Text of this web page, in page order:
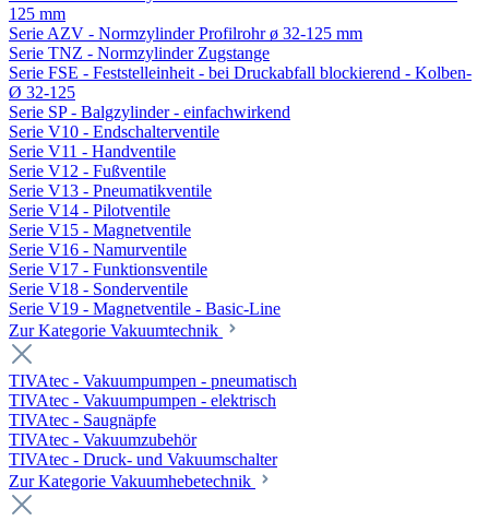
125 mm
Serie AZV - Normzylinder Profilrohr ø 32-125 mm
Serie TNZ - Normzylinder Zugstange
Serie FSE - Feststelleinheit - bei Druckabfall blockierend - Kolben-
Ø 32-125
Serie SP - Balgzylinder - einfachwirkend
Serie V10 - Endschalterventile
Serie V11 - Handventile
Serie V12 - Fußventile
Serie V13 - Pneumatikventile
Serie V14 - Pilotventile
Serie V15 - Magnetventile
Serie V16 - Namurventile
Serie V17 - Funktionsventile
Serie V18 - Sonderventile
Serie V19 - Magnetventile - Basic-Line
Zur Kategorie Vakuumtechnik
TIVAtec - Vakuumpumpen - pneumatisch
TIVAtec - Vakuumpumpen - elektrisch
TIVAtec - Saugnäpfe
TIVAtec - Vakuumzubehör
TIVAtec - Druck- und Vakuumschalter
Zur Kategorie Vakuumhebetechnik